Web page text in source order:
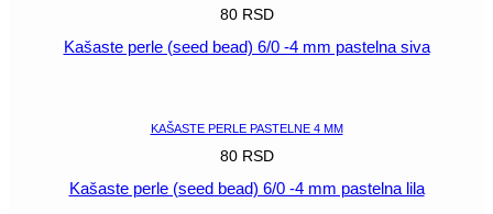
80 RSD
Kašaste perle (seed bead) 6/0 -4 mm pastelna siva
KAŠASTE PERLE PASTELNE 4 MM
80 RSD
Kašaste perle (seed bead) 6/0 -4 mm pastelna lila